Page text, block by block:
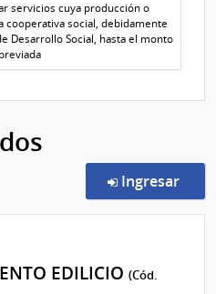
servicios cuya producción o
cooperativa social, debidamente
Desarrollo Social, hasta el monto
Ingresar
EDILICIO(Cód.